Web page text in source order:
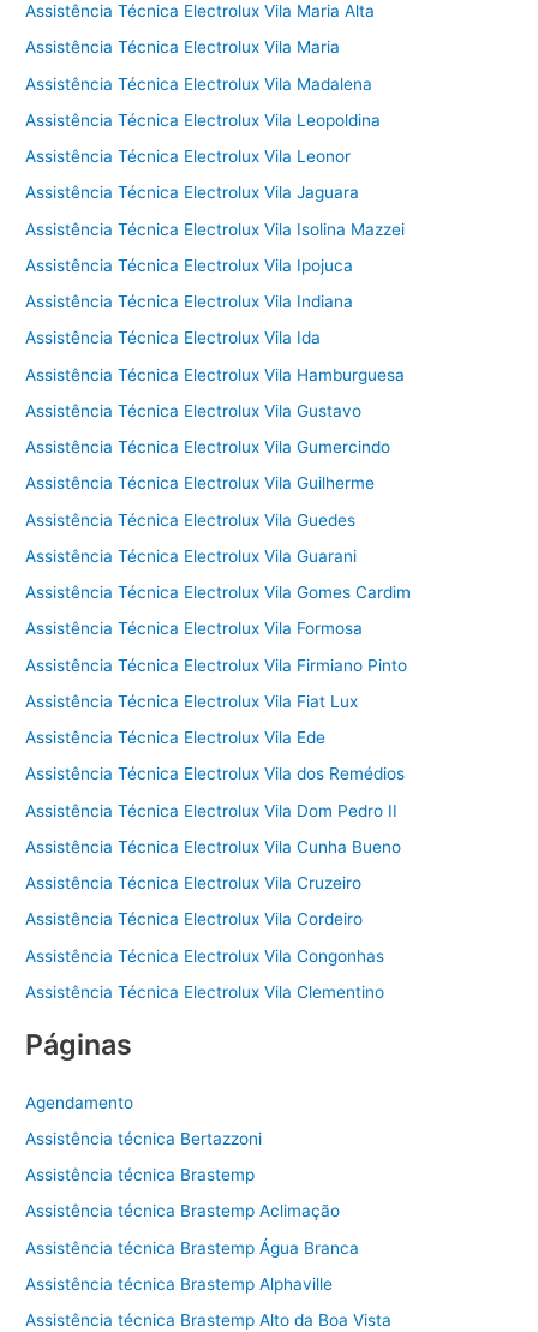
Assistência Técnica Electrolux Vila Maria Alta
Assistência Técnica Electrolux Vila Maria
Assistência Técnica Electrolux Vila Madalena
Assistência Técnica Electrolux Vila Leopoldina
Assistência Técnica Electrolux Vila Leonor
Assistência Técnica Electrolux Vila Jaguara
Assistência Técnica Electrolux Vila Isolina Mazzei
Assistência Técnica Electrolux Vila Ipojuca
Assistência Técnica Electrolux Vila Indiana
Assistência Técnica Electrolux Vila Ida
Assistência Técnica Electrolux Vila Hamburguesa
Assistência Técnica Electrolux Vila Gustavo
Assistência Técnica Electrolux Vila Gumercindo
Assistência Técnica Electrolux Vila Guilherme
Assistência Técnica Electrolux Vila Guedes
Assistência Técnica Electrolux Vila Guarani
Assistência Técnica Electrolux Vila Gomes Cardim
Assistência Técnica Electrolux Vila Formosa
Assistência Técnica Electrolux Vila Firmiano Pinto
Assistência Técnica Electrolux Vila Fiat Lux
Assistência Técnica Electrolux Vila Ede
Assistência Técnica Electrolux Vila dos Remédios
Assistência Técnica Electrolux Vila Dom Pedro II
Assistência Técnica Electrolux Vila Cunha Bueno
Assistência Técnica Electrolux Vila Cruzeiro
Assistência Técnica Electrolux Vila Cordeiro
Assistência Técnica Electrolux Vila Congonhas
Assistência Técnica Electrolux Vila Clementino
Páginas
Agendamento
Assistência técnica Bertazzoni
Assistência técnica Brastemp
Assistência técnica Brastemp Aclimação
Assistência técnica Brastemp Água Branca
Assistência técnica Brastemp Alphaville
Assistência técnica Brastemp Alto da Boa Vista